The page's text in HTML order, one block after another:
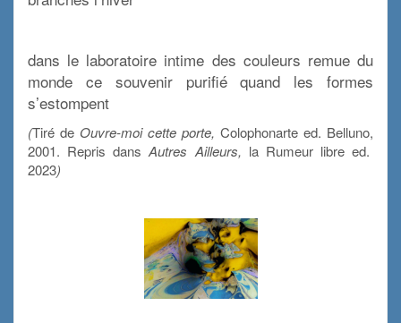
dans le laboratoire intime des couleurs remue du
monde ce souvenir purifié quand les formes
s’estompent
(Tiré de Ouvre-moi cette porte, Colophonarte ed. Belluno,
2001. Repris dans Autres Ailleurs, la Rumeur libre ed.
2023)